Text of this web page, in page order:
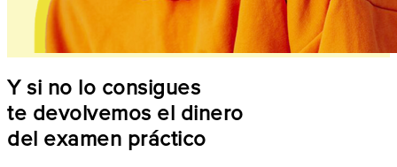
Y si no lo consigues
te devolvemos el dinero
del examen práctico